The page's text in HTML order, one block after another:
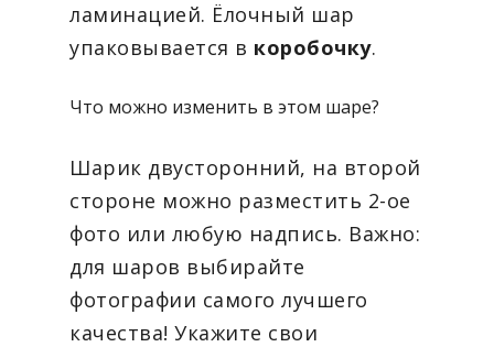
ламинацией. Ёлочный шар
упаковывается в коробочку.
Что можно изменить в этом шаре?
Шарик двусторонний, на второй
стороне можно разместить 2-ое
фото или любую надпись. Важно:
для шаров выбирайте
фотографии самого лучшего
качества! Укажите свои